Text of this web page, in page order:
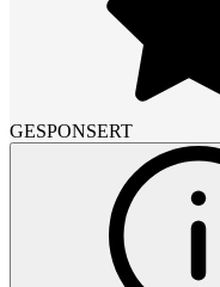
GESPONSERT